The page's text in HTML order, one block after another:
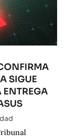
SIGUE